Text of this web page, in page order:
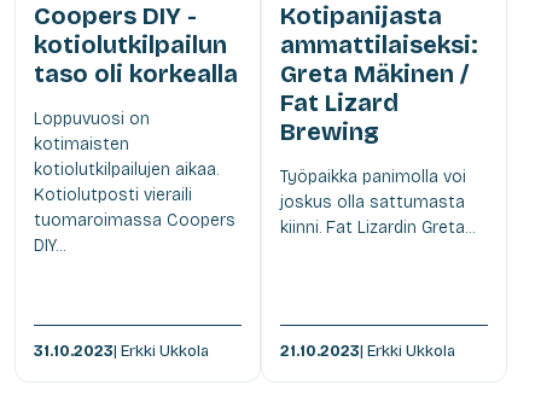
Coopers DIY -
kotiolutkilpailun
taso oli korkealla
Loppuvuosi on
kotimaisten
kotiolutkilpailujen aikaa.
Kotiolutposti vieraili
tuomaroimassa Coopers
DIY...
31.10.2023| Erkki Ukkola
Kotipanijasta
ammattilaiseksi:
Greta Mäkinen /
Fat Lizard
Brewing
Työpaikka panimolla voi
joskus olla sattumasta
kiinni. Fat Lizardin Greta...
21.10.2023| Erkki Ukkola